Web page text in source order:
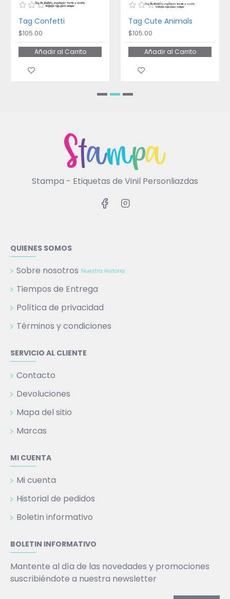
Tag Confetti
$105.00
Añadir al Carrito
Tag Cute Animals
$105.00
Añadir al Carrito
Stampa - Etiquetas de Vinil Personliazdas
QUIENES SOMOS
Sobre nosotros Nuestra Historia
Tiempos de Entrega
Política de privacidad
Términos y condiciones
SERVICIO AL CLIENTE
Contacto
Devoluciones
Mapa del sitio
Marcas
MI CUENTA
Mi cuenta
Historial de pedidos
Boletin informativo
BOLETIN INFORMATIVO
Mantente al día de las novedades y promociones
suscribiéndote a nuestra newsletter